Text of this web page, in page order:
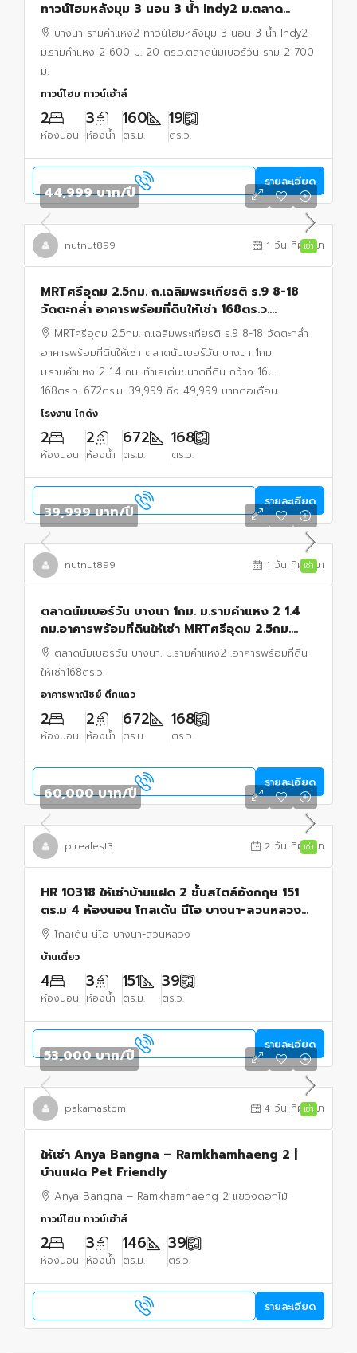
ทาวน์โฮมหลังมุม 3 นอน 3 น้ำ Indy2 ม.ตลาด
นัมเบอร์วัน ราม 2 700 ม.
บางนา-รามคำแหง2 ทาวน์โฮมหลังมุม 3 นอน 3 น้ำ Indy2
ม.รามคำแหง 2 600 ม. 20 ตร.ว.ตลาดนัมเบอร์วัน ราม 2 700
ม.
ทาวน์โฮม ทาวน์เฮ้าส์
2
ห้องนอน
3
ห้องน้ำ
160
ตร.ม.
19
ตร.ว.
รายละเอียด
เช่า
44,999 บาท/ปี
nutnut899 1 วัน ที่ผ่านมา
MRTศรีอุดม 2.5กม. ถ.เฉลิมพระเกียรติ ร.9 8-18
วัดตะกล่ำ อาคารพร้อมที่ดินให้เช่า 168ตร.ว.
672ตร.ม. ตลาดนัมเบอร์วัน บางนา 1กม.
ม.รามคำแหง 2
MRTศรีอุดม 2.5กม. ถ.เฉลิมพระเกียรติ ร.9 8-18 วัดตะกล่ำ
อาคารพร้อมที่ดินให้เช่า ตลาดนัมเบอร์วัน บางนา 1กม.
ม.รามคำแหง 2 1.4 กม. ทำเลเด่นขนาดที่ดิน กว้าง 16ม.
168ตร.ว. 672ตร.ม. 39,999 ถึง 49,999 บาทต่อเดือน
โรงงาน โกดัง
2
ห้องนอน
2
ห้องน้ำ
672
ตร.ม.
168
ตร.ว.
รายละเอียด
เช่า
39,999 บาท/ปี
nutnut899 1 วัน ที่ผ่านมา
ตลาดนัมเบอร์วัน บางนา 1กม. ม.รามคำแหง 2 1.4
กม.อาคารพร้อมที่ดินให้เช่า MRTศรีอุดม 2.5กม.
ถ.เฉลิมพระเกียรติ ร.9 8-18 วัดตะกล่ำ 672ตร.ม.
ตลาดนัมเบอร์วัน บางนา. ม.รามคำแหง2 .อาคารพร้อมที่ดิน
ให้เช่า168ตร.ว.
อาคารพาณิชย์ ตึกแถว
2
ห้องนอน
2
ห้องน้ำ
672
ตร.ม.
168
ตร.ว.
รายละเอียด
เช่า
60,000 บาท/ปี
plrealest3 2 วัน ที่ผ่านมา
HR 10318 ให้เช่าบ้านแฝด 2 ชั้นสไตล์อังกฤษ 151
ตร.ม 4 ห้องนอน โกลเด้น นีโอ บางนา-สวนหลวง
Golden Neo ใกล้สวนหลวง ร.9
โกลเด้น นีโอ บางนา-สวนหลวง
บ้านเดี่ยว
4
ห้องนอน
3
ห้องน้ำ
151
ตร.ม.
39
ตร.ว.
รายละเอียด
เช่า
53,000 บาท/ปี
pakamastom 4 วัน ที่ผ่านมา
ให้เช่า Anya Bangna – Ramkhamhaeng 2 |
บ้านแฝด Pet Friendly
Anya Bangna – Ramkhamhaeng 2 แขวงดอกไม้
ทาวน์โฮม ทาวน์เฮ้าส์
2
ห้องนอน
3
ห้องน้ำ
146
ตร.ม.
39
ตร.ว.
รายละเอียด